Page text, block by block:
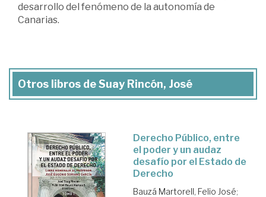
desarrollo del fenómeno de la autonomía de
Canarias.
Otros libros de Suay Rincón, José
Derecho Público, entre
el poder y un audaz
desafío por el Estado de
Derecho
Bauzá Martorell, Felio José;